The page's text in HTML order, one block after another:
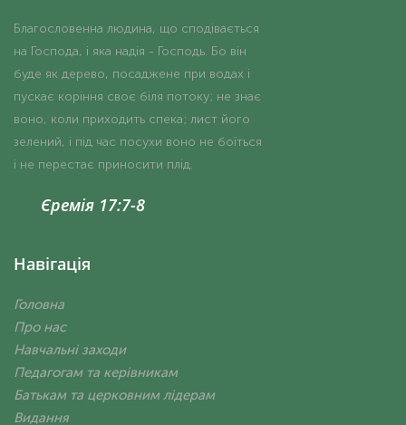
Благословенна людина, що сподівається
на Господа, і яка надія - Господь. Бо він
буде як дерево, посаджене при водах і
пускає коріння своє біля потоку; не знає
воно, коли приходить спека; лист його
зелений, і під час посухи воно не боїться
і не перестає приносити плід.
Єремія 17:7-8
Навігація
Головна
Про нас
Навчальні заходи
Педагогам та керівникам
Батькам та церковним лідерам
Видання